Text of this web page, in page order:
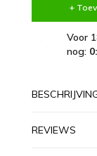
+
Voor
nog:
REVIEWS